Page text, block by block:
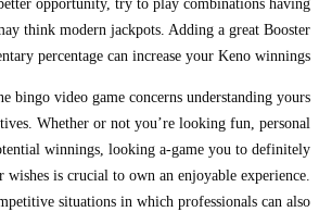
old. For better opportunity, try to play
and you may think modern jackpots. Adding a
supplementary percentage can increase your
on line bingo video game concerns
objectives. Whether or not you’re looking
or potential winnings, looking a-game you
with your wishes is crucial to own an enjoyable
are competitive situations in which